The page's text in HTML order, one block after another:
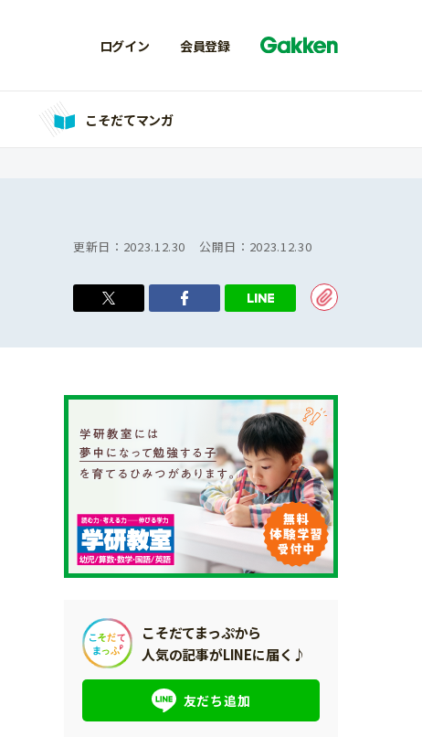
ログイン 会員登録
こそだてマンガ
更新日： 2023.12.30 公開日： 2023.12.30
こそだてまっぷから
人気の記事がLINEに届く♪
友だち追加